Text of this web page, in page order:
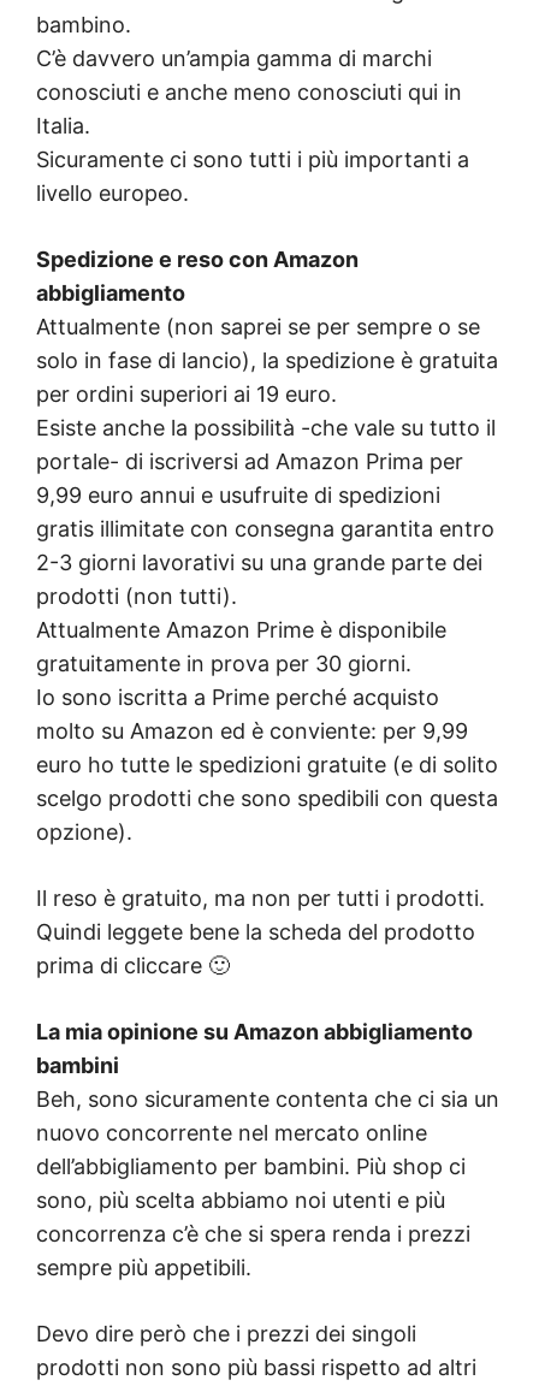
bambino.
C’è davvero un’ampia gamma di marchi
conosciuti e anche meno conosciuti qui in
Italia.
Sicuramente ci sono tutti i più importanti a
livello europeo.
Spedizione e reso con Amazon
abbigliamento
Attualmente (non saprei se per sempre o se
solo in fase di lancio), la spedizione è gratuita
per ordini superiori ai 19 euro.
Esiste anche la possibilità -che vale su tutto il
portale- di iscriversi ad Amazon Prima per
9,99 euro annui e usufruite di spedizioni
gratis illimitate con consegna garantita entro
2-3 giorni lavorativi su una grande parte dei
prodotti (non tutti).
Attualmente Amazon Prime è disponibile
gratuitamente in prova per 30 giorni.
Io sono iscritta a Prime perché acquisto
molto su Amazon ed è conviente: per 9,99
euro ho tutte le spedizioni gratuite (e di solito
scelgo prodotti che sono spedibili con questa
opzione).
Il reso è gratuito, ma non per tutti i prodotti.
Quindi leggete bene la scheda del prodotto
prima di cliccare 🙂
La mia opinione su Amazon abbigliamento
bambini
Beh, sono sicuramente contenta che ci sia un
nuovo concorrente nel mercato online
dell’abbigliamento per bambini. Più shop ci
sono, più scelta abbiamo noi utenti e più
concorrenza c’è che si spera renda i prezzi
sempre più appetibili.
Devo dire però che i prezzi dei singoli
prodotti non sono più bassi rispetto ad altri